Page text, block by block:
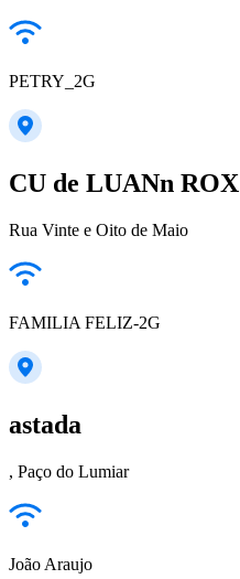
PETRY_2G
CU de LUANn ROX
Rua Vinte e Oito de Maio
FAMILIA FELIZ-2G
astada
, Paço do Lumiar
João Araujo